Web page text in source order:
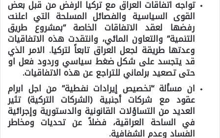
تواجه اتفاقات العراق مع تركيا الرفض من قبل بعض
القوى السياسية والفصائل المسلحة التي اعلنت
رفضها لعقد الاتفاقات الخاصة “بمشروع طريق
التنمية” والتعاون المائي، وانتقدت هذه الاتفاقيات
وعدتها طريقة لجعل العراق تابعاً لتركيا. الامر الذي
قد يتجسد على شكل ضغط سياسي وردود فعل او
حتى تصعيد برلماني للتراجع عن هذه الاتفاقيات.
ان مسألة “تخصيص إيرادات نفطية” من اجل ابرام
عقود مع شركات أجنبية (الشركات التركية) تثير
العديد من التساؤلات القانونية والدستورية وإجرائية
في الساحة العراقية، فضلاً عن تحديات ومخاطر
الفساد وعدم الشفافية.